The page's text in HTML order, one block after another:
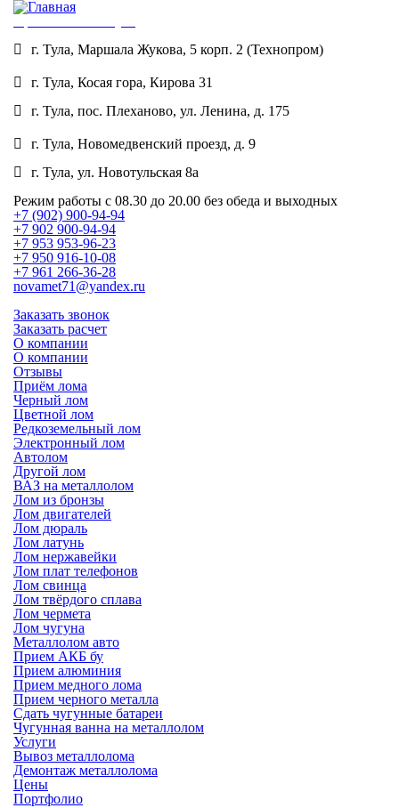
г. Тула, Маршала Жукова, 5 корп. 2 (Технопром)
г. Тула, Косая гора, Кирова 31
г. Тула, пос. Плеханово, ул. Ленина, д. 175
г. Тула, Новомедвенский проезд, д. 9
г. Тула, ул. Новотульская 8а
Режим работы с 08.30 до 20.00 без обеда и выходных
+7 (902) 900-94-94
+7 902 900-94-94
+7 953 953-96-23
+7 950 916-10-08
+7 961 266-36-28
novamet71@yandex.ru
Заказать звонок
Заказать расчет
О компании
О компании
Отзывы
Приём лома
Черный лом
Цветной лом
Редкоземельный лом
Электронный лом
Автолом
Другой лом
ВАЗ на металлолом
Лом из бронзы
Лом двигателей
Лом дюраль
Лом латунь
Лом нержавейки
Лом плат телефонов
Лом свинца
Лом твёрдого сплава
Лом чермета
Лом чугуна
Металлолом авто
Прием АКБ бу
Прием алюминия
Прием медного лома
Прием черного металла
Сдать чугунные батареи
Чугунная ванна на металлолом
Услуги
Вывоз металлолома
Демонтаж металлолома
Цены
Портфолио